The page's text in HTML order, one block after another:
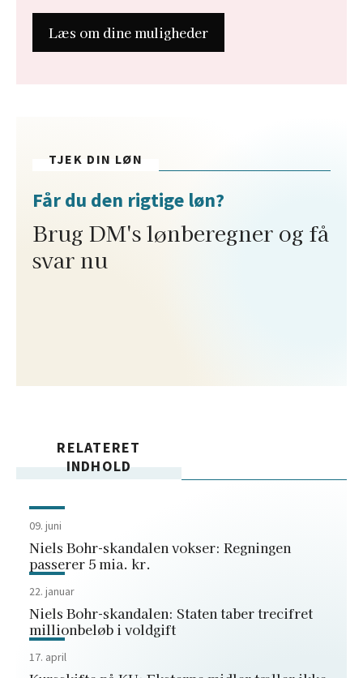
Læs om dine muligheder
TJEK DIN LØN
Får du den rigtige løn?
Brug DM's lønberegner og få
svar nu
RELATERET
INDHOLD
09. juni
Niels Bohr-skandalen vokser: Regningen
passerer 5 mia. kr.
22. januar
Niels Bohr‑skandalen: Staten taber trecifret
millionbeløb i voldgift
17. april